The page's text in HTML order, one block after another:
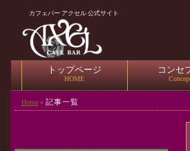
カフェバー アクセル 公式サイト
トップページ
HOME
コンセ
Home » 記事一覧